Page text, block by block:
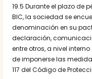
19.5 Durante el plazo de
BIC, la sociedad se
denominación en su
declaración,
entre otros, a nivel
de imponerse las
117 del Código de